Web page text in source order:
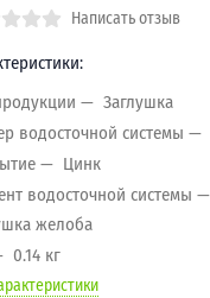
Написать отзыв
Заглушка
водосточной системы
Цинк
водосточной системы
желоба
0.14 кг